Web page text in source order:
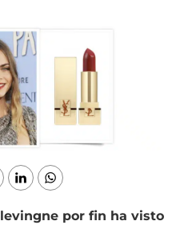
por fin ha visto